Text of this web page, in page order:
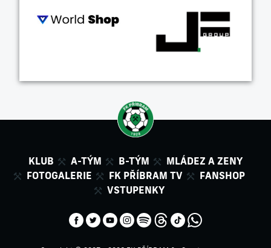
KLUB A-TÝM B-TÝM
MLÁDEZ A ZENY
FOTOGALERIE
FK PŘÍBRAM TV
FANSHOP
VSTUPENKY